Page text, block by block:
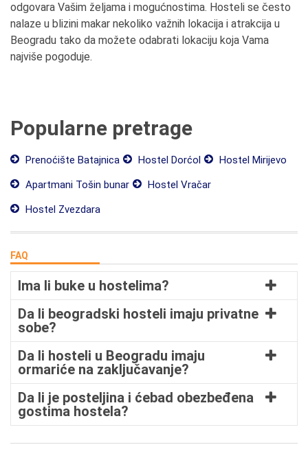
odgovara Vašim željama i mogućnostima. Hosteli se često
nalaze u blizini makar nekoliko važnih lokacija i atrakcija u
Beogradu tako da možete odabrati lokaciju koja Vama
najviše pogoduje.
Popularne pretrage
Prenoćište Batajnica Hostel Dorćol
Hostel Mirijevo
Apartmani Tošin bunar
Hostel Vračar
Hostel Zvezdara
FAQ
Ima li buke u hostelima?
Da li beogradski hosteli imaju privatne
sobe?
Da li hosteli u Beogradu imaju
ormariće na zaključavanje?
Da li je posteljina i ćebad obezbeđena
gostima hostela?